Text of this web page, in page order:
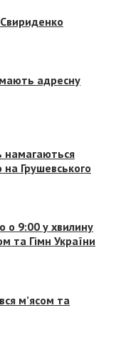
Свириденко
адресну
намагаються
на Грушевського
о 9:00 у хвилину
та Гімн України
м’ясом та